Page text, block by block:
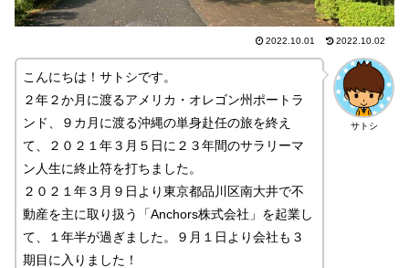
2022.10.01 2022.10.02
サトシ
こんにちは！サトシです。
２年２か月に渡るアメリカ・オレゴン州ポートラ
ンド、９カ月に渡る沖縄の単身赴任の旅を終え
て、２０２１年３月５日に２３年間のサラリーマ
ン人生に終止符を打ちました。
２０２１年３月９日より東京都品川区南大井で不
動産を主に取り扱う「Anchors株式会社」を起業し
て、１年半が過ぎました。９月１日より会社も３
期目に入りました！